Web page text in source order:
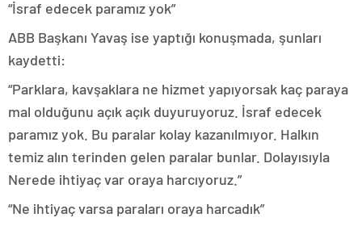
“İsraf edecek paramız yok”
ABB Başkanı Yavaş ise yaptığı konuşmada, şunları
kaydetti:
“Parklara, kavşaklara ne hizmet yapıyorsak kaç paraya
mal olduğunu açık açık duyuruyoruz. İsraf edecek
paramız yok. Bu paralar kolay kazanılmıyor. Halkın
temiz alın terinden gelen paralar bunlar. Dolayısıyla
Nerede ihtiyaç var oraya harcıyoruz.”
“Ne ihtiyaç varsa paraları oraya harcadık”